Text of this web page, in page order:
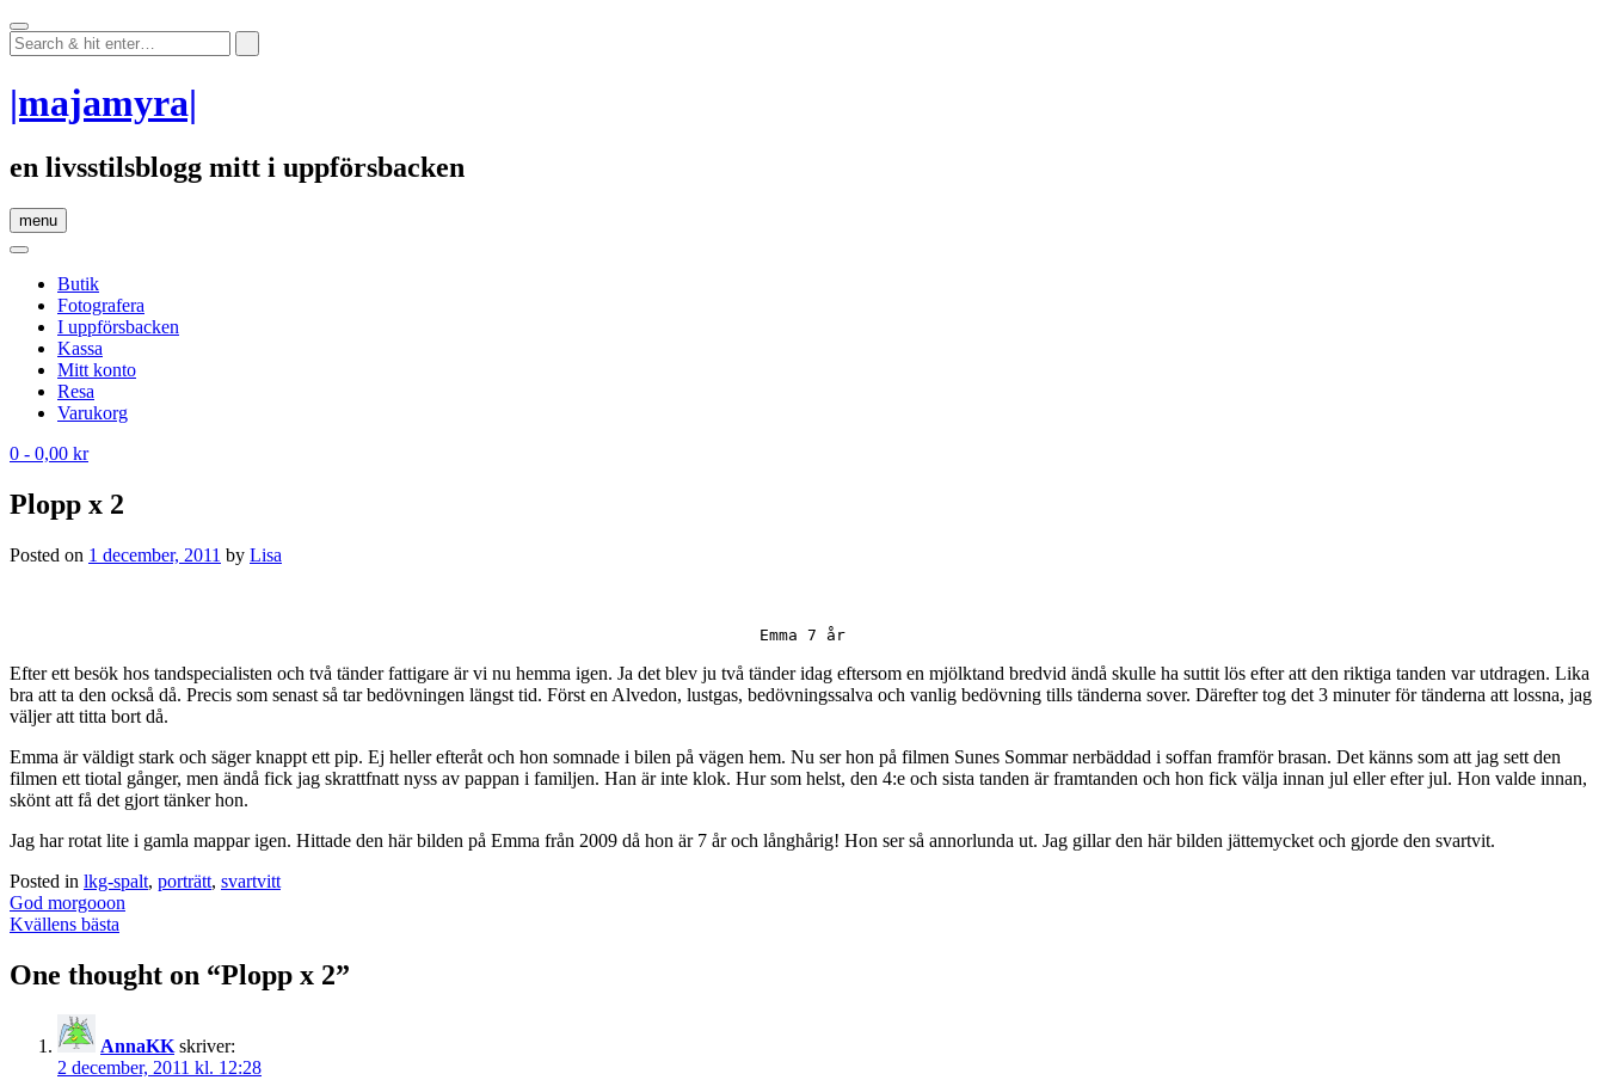
Skip
to
content
|majamyra|
en livsstilsblogg mitt i uppförsbacken
menu
Butik
Fotografera
I uppförsbacken
Kassa
Mitt konto
Resa
Varukorg
0 - 0,00 kr
Plopp x 2
Posted on 1 december, 2011 by Lisa
Emma 7 år
Efter ett besök hos tandspecialisten och två tänder fattigare är vi nu hemma igen. Ja det blev ju två tänder idag eftersom en mjölktand bredvid ändå skulle ha suttit lös efter att den riktiga tanden var utdragen. Lika
bra att ta den också då. Precis som senast så tar bedövningen längst tid. Först en Alvedon, lustgas, bedövningssalva och vanlig bedövning tills tänderna sover. Därefter tog det 3 minuter för tänderna att lossna, jag
väljer att titta bort då.
Emma är väldigt stark och säger knappt ett pip. Ej heller efteråt och hon somnade i bilen på vägen hem. Nu ser hon på filmen Sunes Sommar nerbäddad i soffan framför brasan. Det känns som att jag sett den
filmen ett tiotal gånger, men ändå fick jag skrattfnatt nyss av pappan i familjen. Han är inte klok. Hur som helst, den 4:e och sista tanden är framtanden och hon fick välja innan jul eller efter jul. Hon valde innan,
skönt att få det gjort tänker hon.
Jag har rotat lite i gamla mappar igen. Hittade den här bilden på Emma från 2009 då hon är 7 år och långhårig! Hon ser så annorlunda ut. Jag gillar den här bilden jättemycket och gjorde den svartvit.
Posted in lkg-spalt, porträtt, svartvitt
Post
navigation
God morgooon
Kvällens bästa
One thought on “Plopp x 2”
AnnaKK skriver:
2 december, 2011 kl. 12:28